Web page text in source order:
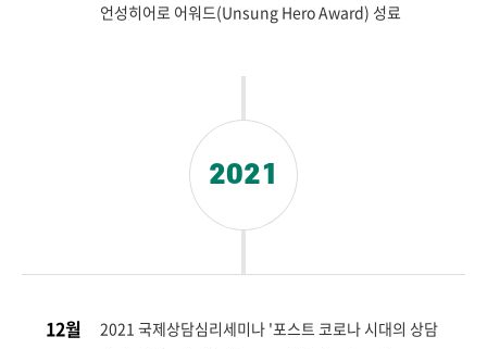
언성히어로 어워드(Unsung Hero Award) 성료
2021
12월
2021 국제상담심리세미나 '포스트 코로나 시대의 상담